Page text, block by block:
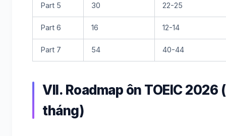
Part 5 30 22-25
Part 6 16 12-14
Part 7 54 40-44
VII. Roadmap ôn TOEIC 2026
tháng)